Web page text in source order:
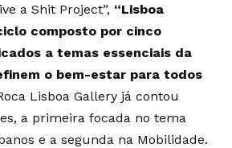
a Shit Project”, “Lisboa
composto por cinco
a temas essenciais da
o bem-estar para todos
Lisboa Gallery já contou
a primeira focada no tema
e a segunda na Mobilidade.